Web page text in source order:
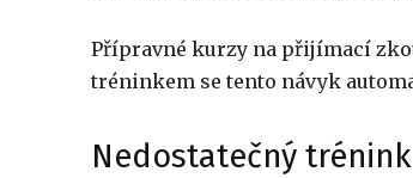
Přípravné kurzy na přijímací
tréninkem se tento návyk
Nedostatečný